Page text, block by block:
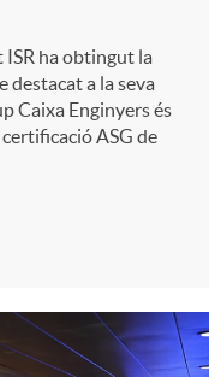
ISR ha obtingut la
destacat a la seva
Caixa Enginyers és
ASG de